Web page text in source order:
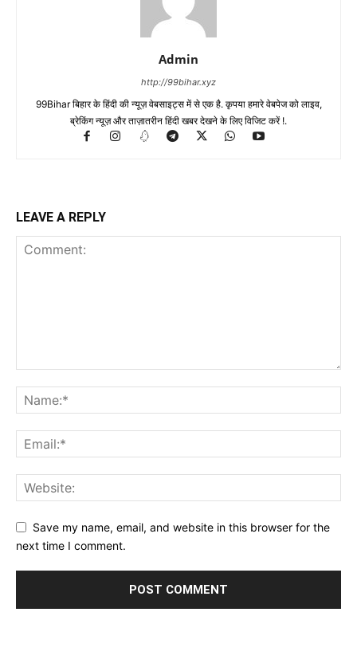
Admin
http://99bihar.xyz
99Bihar बिहार के हिंदी की न्यूज़ वेबसाइट्स में से एक है. कृपया हमारे वेबपेज को लाइव,
ब्रेकिंग न्यूज़ और ताज़ातरीन हिंदी खबर देखने के लिए विजिट करें !.
LEAVE A REPLY
Save my name, email, and website in this browser for the
next time I comment.